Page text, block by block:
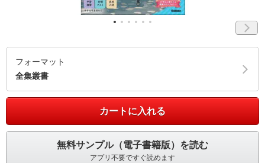
フォーマット
全集叢書
カートに入れる
無料サンプル（電子書籍版）を読む
アプリ不要ですぐ読めます